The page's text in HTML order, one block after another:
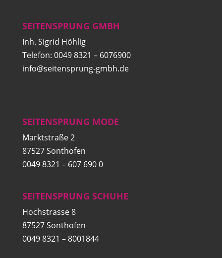
SEITENSPRUNG GMBH
Inh. Sigrid Höhlig
Telefon: 0049 8321 – 6076900
info@seitensprung-gmbh.de
SEITENSPRUNG MODE
Marktstraße 2
87527 Sonthofen
0049 8321 – 607 690 0
SEITENSPRUNG SCHUHE
Hochstrasse 8
87527 Sonthofen
0049 8321 – 8001844